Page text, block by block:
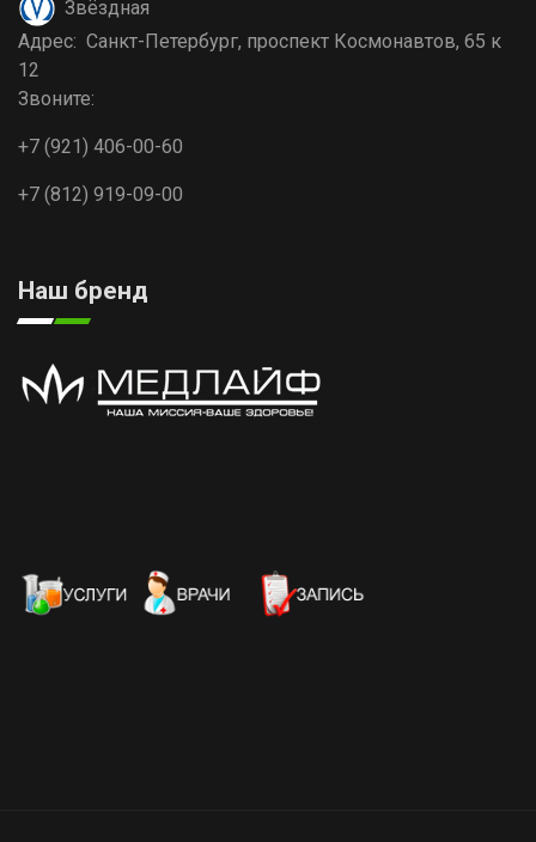
Звёздная
Адрес: Санкт-Петербург, проспект Космонавтов, 65 к
12
Звоните:
+7 (921) 406-00-60
+7 (812) 919-09-00
Наш бренд